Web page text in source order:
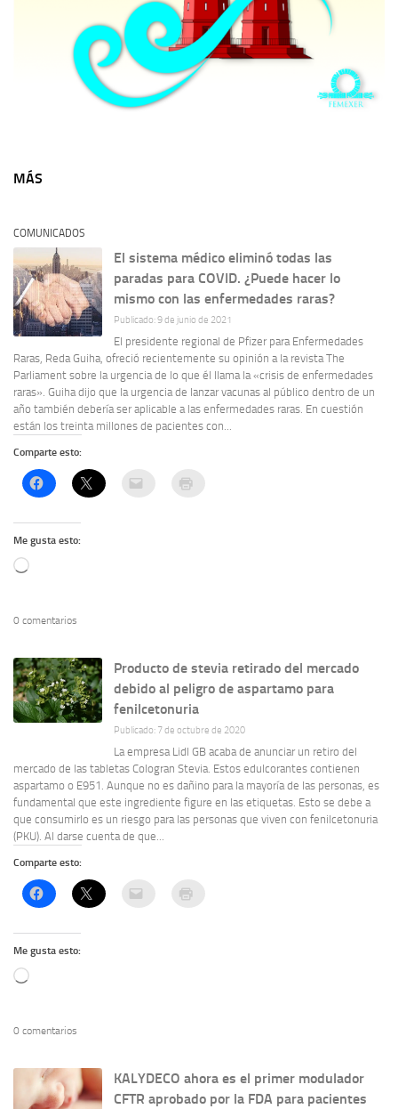
MÁS
COMUNICADOS
El sistema médico eliminó todas las
paradas para COVID. ¿Puede hacer lo
mismo con las enfermedades raras?
Publicado: 9 de junio de 2021
El presidente regional de Pfizer para Enfermedades
Raras, Reda Guiha, ofreció recientemente su opinión a la revista The
Parliament sobre la urgencia de lo que él llama la «crisis de enfermedades
raras». Guiha dijo que la urgencia de lanzar vacunas al público dentro de un
año también debería ser aplicable a las enfermedades raras. En cuestión
están los treinta millones de pacientes con...
Comparte esto:
Me gusta esto:
Cargando...
0 comentarios
Producto de stevia retirado del mercado
debido al peligro de aspartamo para
fenilcetonuria
Publicado: 7 de octubre de 2020
La empresa Lidl GB acaba de anunciar un retiro del
mercado de las tabletas Cologran Stevia. Estos edulcorantes contienen
aspartamo o E951. Aunque no es dañino para la mayoría de las personas, es
fundamental que este ingrediente figure en las etiquetas. Esto se debe a
que consumirlo es un riesgo para las personas que viven con fenilcetonuria
(PKU). Al darse cuenta de que...
Comparte esto:
Me gusta esto:
Cargando...
0 comentarios
KALYDECO ahora es el primer modulador
CFTR aprobado por la FDA para pacientes